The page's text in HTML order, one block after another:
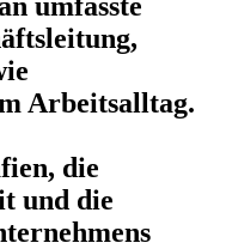
Arbeitsalltag.
die
und die